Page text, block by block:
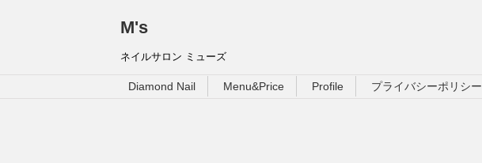
M's
ネイルサロン ミューズ
Diamond Nail Menu&Price Profile プライバシーポリシー